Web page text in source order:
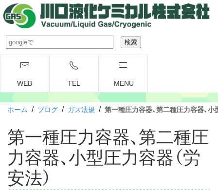
WEB TEL MENU
ホーム / ブログ / ガス法規 / 第一種圧力容器、第二種圧力容器、小
第一種圧力容器、第二種圧
力容器、小型圧力容器（労
安法）